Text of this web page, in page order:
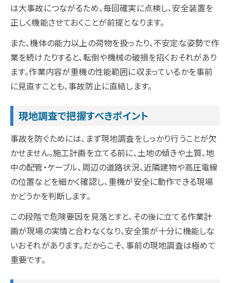
は大事故につながるため、毎回確実に点検し、安全装置を
正しく機能させておくことが前提となります。
また、機体の能力以上の荷物を扱ったり、不安定な姿勢で作
業を続けたりすると、転倒や機械の破損を招くおそれがあり
ます。作業内容が重機の性能範囲に収まっているかを事前
に見直すことも、事故防止に直結します。
現地調査で把握すべきポイント
事故を防ぐためには、まず現地調査をしっかり行うことが欠
かせません。施工計画を立てる前に、土地の傾きや土質、地
中の配管・ケーブル、周辺の道路状況、近隣建物や高圧電線
の位置などを細かく確認し、重機が安全に動作できる現場
かどうかを判断します。
この段階で危険要因を見落とすと、その後に立てる作業計
画が現場の実情と合わなくなり、安全策が十分に機能しな
いおそれがあります。だからこそ、事前の現地調査は極めて
重要です。